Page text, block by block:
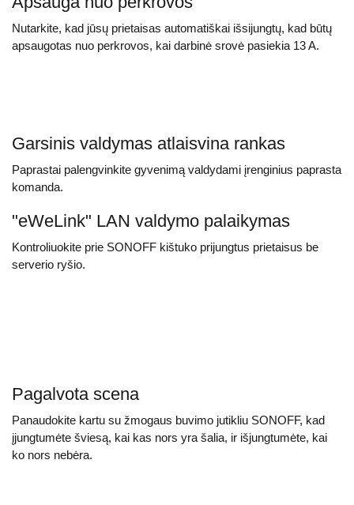
Nutarkite, kad jūsų prietaisas automatiškai išsijungtų, kad būtų
apsaugotas nuo perkrovos, kai darbinė srovė pasiekia 13 A.
Garsinis valdymas atlaisvina rankas
Paprastai palengvinkite gyvenimą valdydami įrenginius paprasta
komanda.
"eWeLink" LAN valdymo palaikymas
Kontroliuokite prie SONOFF kištuko prijungtus prietaisus be
serverio ryšio.
Pagalvota scena
Panaudokite kartu su žmogaus buvimo jutikliu SONOFF, kad
įjungtumėte šviesą, kai kas nors yra šalia, ir išjungtumėte, kai
ko nors nebėra.